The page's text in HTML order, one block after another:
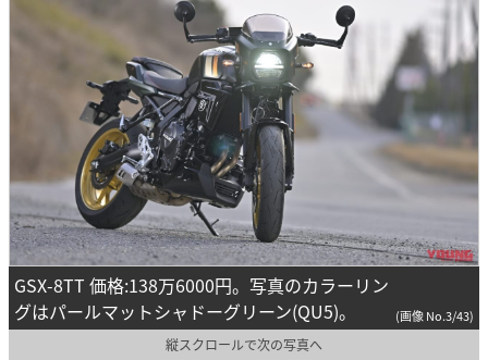
GSX-8TT 価格:138万6000円。写真のカラーリン
グはパールマットシャドーグリーン(QU5)。
(画像 No.3/43)
縦スクロールで次の写真へ